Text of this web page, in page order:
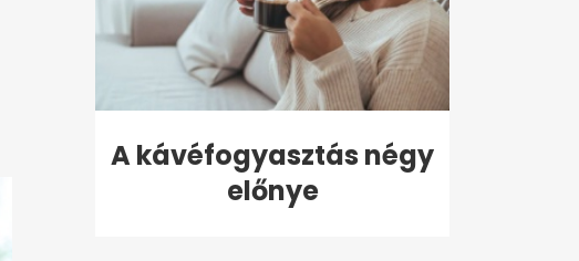
A kávéfogyasztás négy
előnye